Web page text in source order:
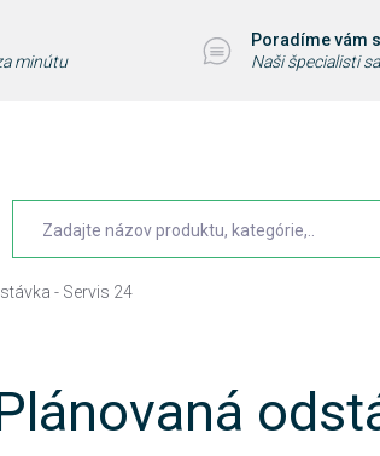
minútu
Poradíme vám
Naši špecialisti
- Servis 24